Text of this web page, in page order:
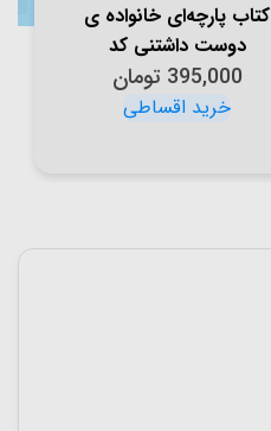
کتاب پارچه‌ای خانواده ی
دوست داشتنی کد
3978582
395,000 تومان